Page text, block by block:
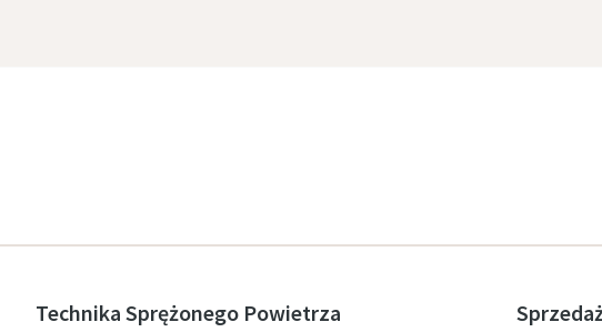
Technika Sprężonego Powietrza